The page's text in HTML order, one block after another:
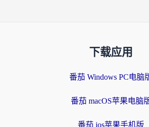
下载应用
番茄 Windows PC电脑
番茄 macOS苹果电脑
番茄 ios苹果手机版